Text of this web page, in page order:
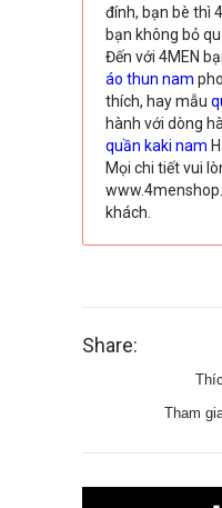
đính, bạn bè thì
bạn không bỏ
Đến với 4MEN
áo thun nam
thích, hay mẫu
hành với dòng
quần kaki nam
Mọi chi tiết vui
khách.
Share:
Tham